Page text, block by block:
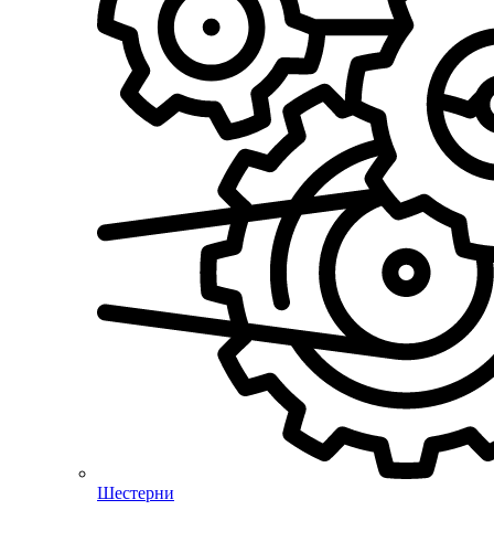
Шестерни